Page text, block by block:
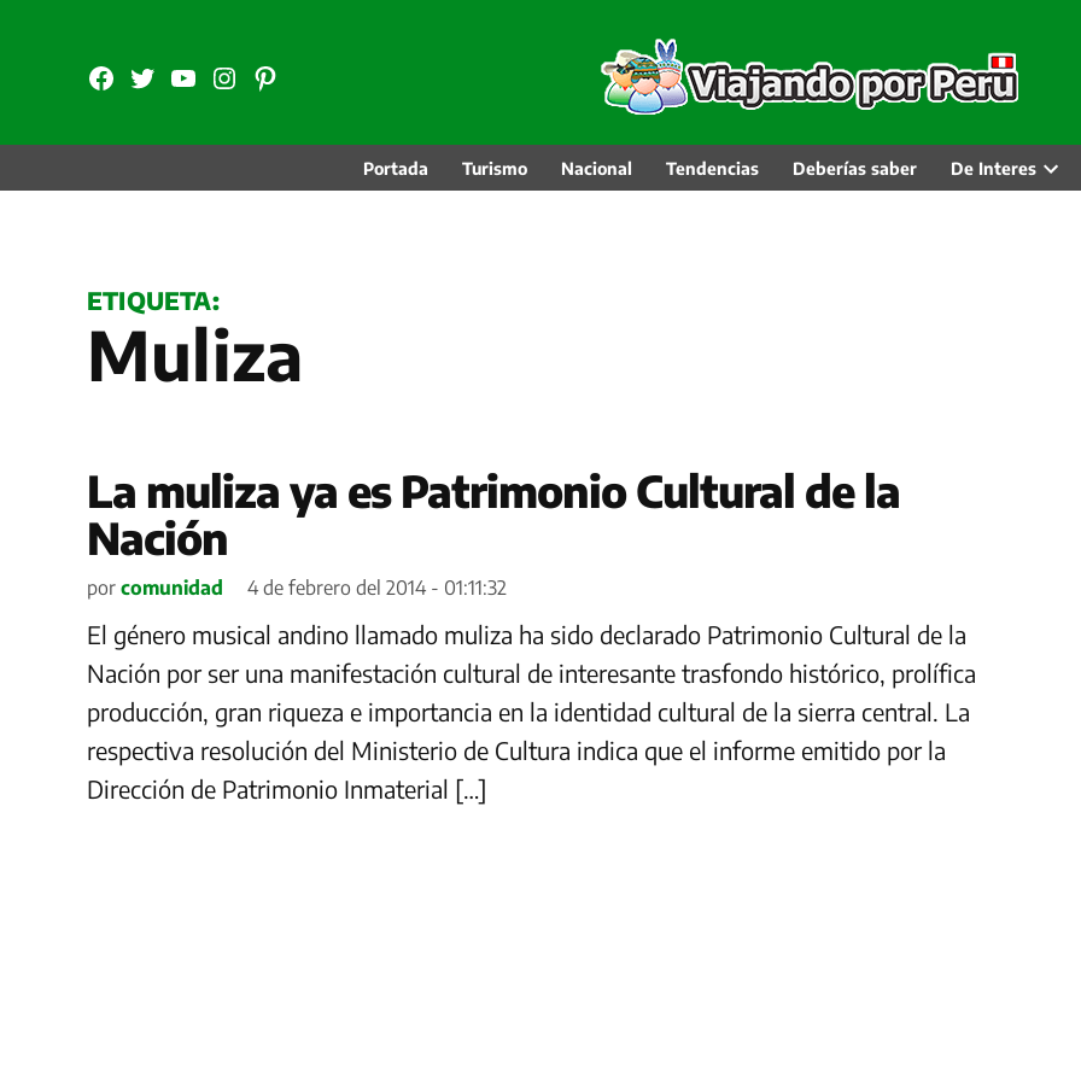
contenidoFB TW YouTubeInstagram
Pinterest
Portada Turismo Nacional Tendencias Deberías saber De Interes
ETIQUETA:
Muliza
La muliza ya es Patrimonio Cultural de la
Nación
por comunidad 4 de febrero del 2014 - 01:11:32
El género musical andino llamado muliza ha sido declarado Patrimonio Cultural de la
Nación por ser una manifestación cultural de interesante trasfondo histórico, prolífica
producción, gran riqueza e importancia en la identidad cultural de la sierra central. La
respectiva resolución del Ministerio de Cultura indica que el informe emitido por la
Dirección de Patrimonio Inmaterial […]